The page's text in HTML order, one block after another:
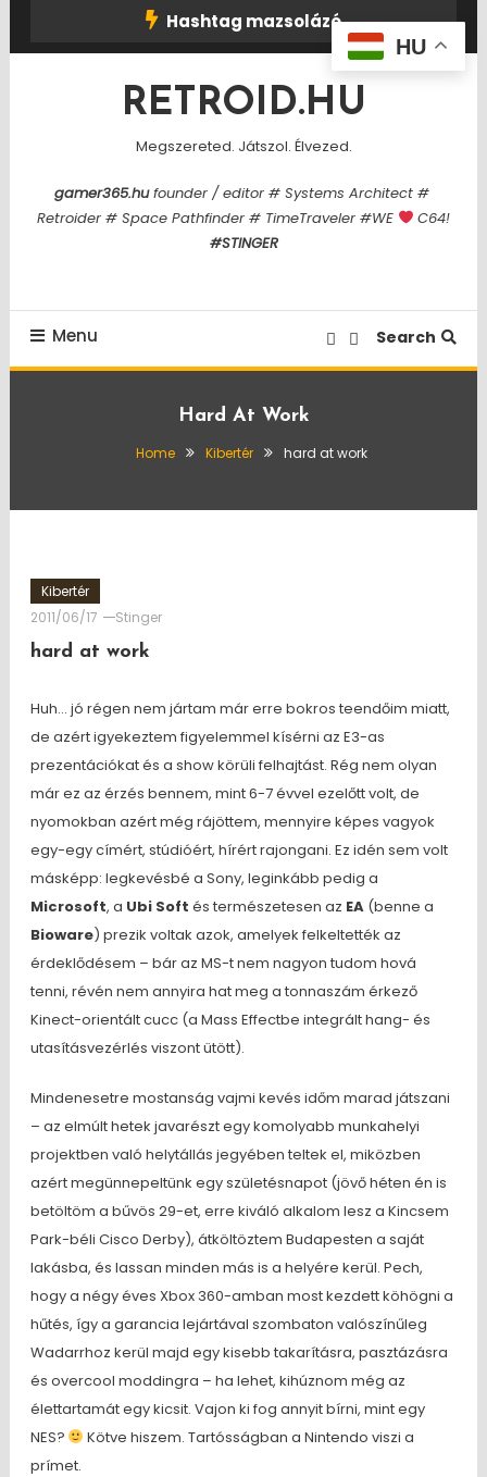
Hashtag mazsolázó
RETROID.HU
Megszereted. Játszol. Élvezed.
gamer365.hufounder / editor # Systems Architect #
Retroider # Space Pathfinder # TimeTraveler #WE
C64!
#STINGER
Menu Search
Hard At Work
Home Kibertér hard at work
Kibertér
2011/06/17
Stinger
hard at work
Huh… jó régen nem jártam már erre bokros teendőim miatt,
de azért igyekeztem figyelemmel kísérni az E3-as
prezentációkat és a show körüli felhajtást. Rég nem olyan
már ez az érzés bennem, mint 6-7 évvel ezelőtt volt, de
nyomokban azért még rájöttem, mennyire képes vagyok
egy-egy címért, stúdióért, hírért rajongani. Ez idén sem volt
másképp: legkevésbé a Sony, leginkább pedig a
Microsoft, a Ubi Soft és természetesen az EA(benne a
Bioware) prezik voltak azok, amelyek felkeltették az
érdeklődésem – bár az MS-t nem nagyon tudom hová
tenni, révén nem annyira hat meg a tonnaszám érkező
Kinect-orientált cucc (a Mass Effectbe integrált hang- és
utasításvezérlés viszont ütött).
Mindenesetre mostanság vajmi kevés időm marad játszani
– az elmúlt hetek javarészt egy komolyabb munkahelyi
projektben való helytállás jegyében teltek el, miközben
azért megünnepeltünk egy születésnapot (jövő héten én is
betöltöm a bűvös 29-et, erre kiváló alkalom lesz a Kincsem
Park-béli Cisco Derby), átköltöztem Budapesten a saját
lakásba, és lassan minden más is a helyére kerül. Pech,
hogy a négy éves Xbox 360-amban most kezdett köhögni a
hűtés, így a garancia lejártával szombaton valószínűleg
Wadarrhoz kerül majd egy kisebb takarításra, pasztázásra
és overcool moddingra – ha lehet, kihúznom még az
élettartamát egy kicsit. Vajon ki fog annyit bírni, mint egy
NES?
Kötve hiszem. Tartósságban a Nintendo viszi a
prímet.
HU